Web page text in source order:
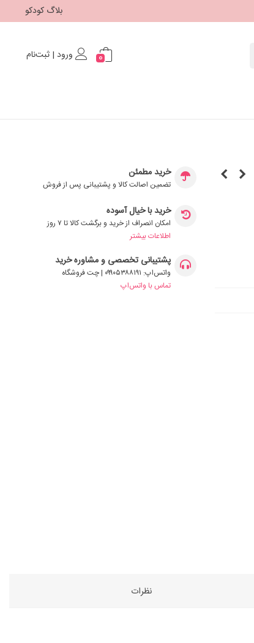
بلاگ کودکو
0 ورود | ثبت‌نام
خرید مطمئن
تضمین اصالت کالا و پشتیبانی پس از فروش
خرید با خیال آسوده
امکان انصراف از خرید و برگشت کالا تا ۷ روز
اطلاعات بیشتر
پشتیبانی تخصصی و مشاوره خرید
واتس‌اپ: ۰۹۹۰۵۳۸۸۱۹۱ | چت فروشگاه
تماس با واتس‌اپ
نظرات